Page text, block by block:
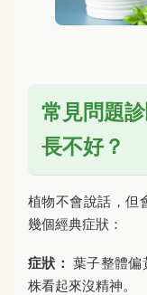
常見問題
長不好？
植物不會說話，但
幾個經典症狀：
症狀： 葉子整體偏
株看起來沒精神。